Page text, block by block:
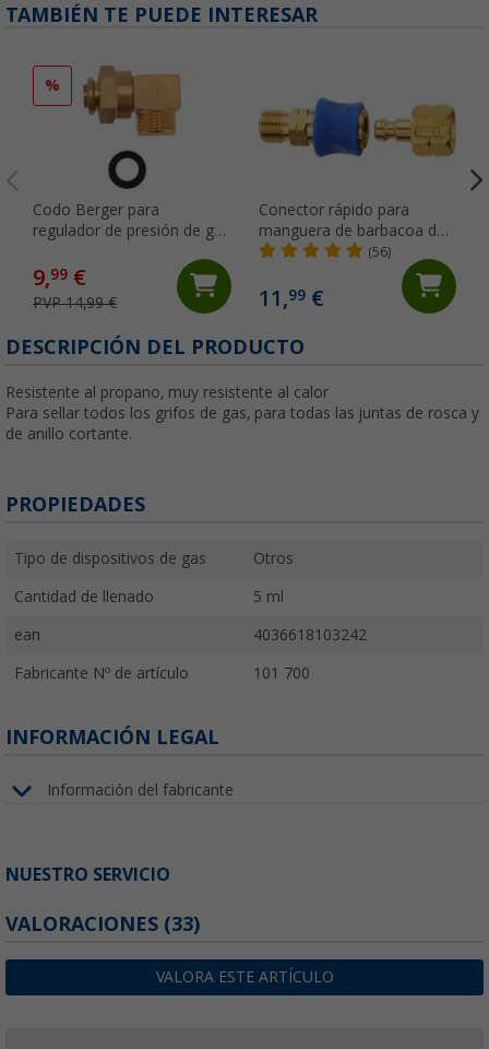
TAMBIÉN TE PUEDE INTERESAR
%
Codo Berger para
regulador de presión de gas
1,5 ÜM
9,99 €
PVP 14,99 €
Conector rápido para
manguera de barbacoa de
gas recto Quick Release
(56)
11,99€
DESCRIPCIÓN DEL PRODUCTO
Resistente al propano, muy resistente al calor
Para sellar todos los grifos de gas, para todas las juntas de rosca y
de anillo cortante.
PROPIEDADES
Tipo de dispositivos de gas Otros
Cantidad de llenado 5 ml
ean 4036618103242
Fabricante Nº de artículo 101 700
INFORMACIÓN LEGAL
Información del fabricante
NUESTRO SERVICIO
VALORACIONES (33)
VALORA ESTE ARTÍCULO